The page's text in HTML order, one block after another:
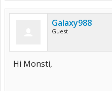
Galaxy988
Guest
Hi Monsti,